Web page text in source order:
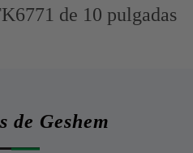
de 10 pulgadas
de Geshem